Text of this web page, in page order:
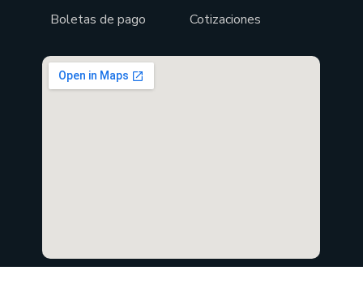
Boletas de pago
Cotizaciones